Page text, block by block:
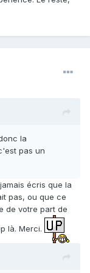
la
pas un
écris que la
pas, ou que ce
de votre part de
là. Merci.